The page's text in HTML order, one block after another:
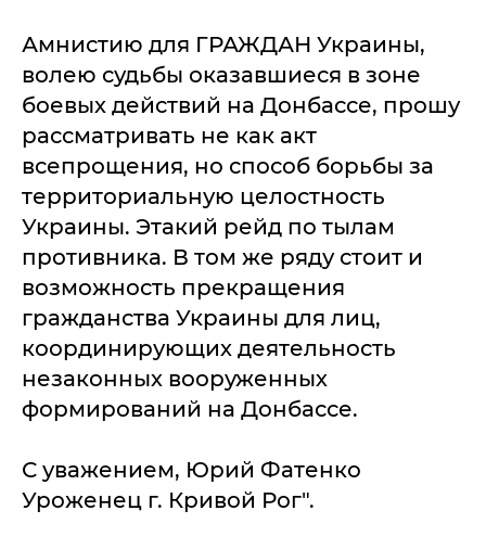
Амнистию для ГРАЖДАН Украины,
волею судьбы оказавшиеся в зоне
боевых действий на Донбассе, прошу
рассматривать не как акт
всепрощения, но способ борьбы за
территориальную целостность
Украины. Этакий рейд по тылам
противника. В том же ряду стоит и
возможность прекращения
гражданства Украины для лиц,
координирующих деятельность
незаконных вооруженных
формирований на Донбассе.
С уважением, Юрий Фатенко
Уроженец г. Кривой Рог".